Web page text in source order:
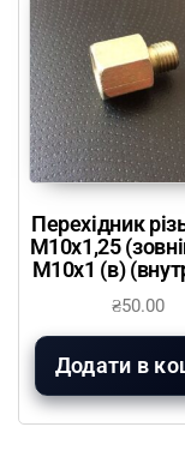
Перехідник
М10х1,25
М10х1 (в)
₴50.00
Додати в